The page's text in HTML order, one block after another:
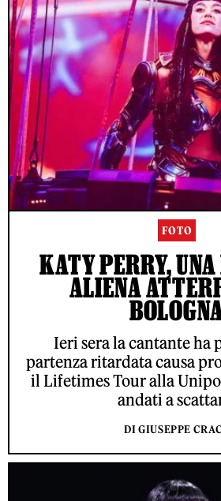
FOTO
KATY PERRY,
ALIENA
Ieri sera la cantante ha
partenza ritardata causa
il Lifetimes Tour alla
andati a
DI GIUSEPPE